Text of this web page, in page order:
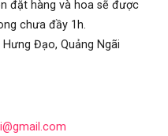
đặt hàng và hoa sẽ được
chưa đầy 1h.
Đạo, Quảng Ngãi